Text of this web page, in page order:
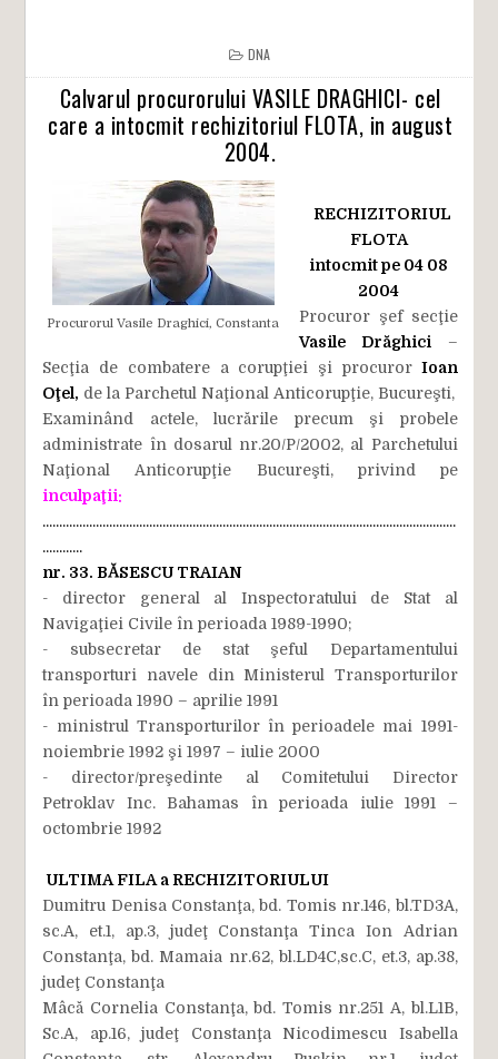
DNA
Calvarul procurorului VASILE DRAGHICI- cel
care a intocmit rechizitoriul FLOTA, in august
2004.
Procurorul Vasile Draghici, Constanta
RECHIZITORIUL
FLOTA
intocmit pe 04 08
2004
Procuror şef secţie
Vasile Drăghici –
Secţia de combatere a corupţiei şi procurorIoan
Oţel, de la Parchetul Naţional Anticorupţie, Bucureşti,
Examinând actele, lucrările precum şi probele
administrate în dosarul nr.20/P/2002, al Parchetului
Naţional Anticorupţie Bucureşti, privind pe
inculpaţii:
............................................................................................................................
............
nr. 33. BĂSESCU TRAIAN
- director general al Inspectoratului de Stat al
Navigaţiei Civile în perioada 1989-1990;
- subsecretar de stat şeful Departamentului
transporturi navele din Ministerul Transporturilor
în perioada 1990 – aprilie 1991
- ministrul Transporturilor în perioadele mai 1991-
noiembrie 1992 şi 1997 – iulie 2000
- director/preşedinte al Comitetului Director
Petroklav Inc. Bahamas în perioada iulie 1991 –
octombrie 1992
ULTIMA FILA a RECHIZITORIULUI
Dumitru Denisa Constanţa, bd. Tomis nr.146, bl.TD3A,
sc.A, et.1, ap.3, judeţ Constanţa Tinca Ion Adrian
Constanţa, bd. Mamaia nr.62, bl.LD4C,sc.C, et.3, ap.38,
judeţ Constanţa
Mâcă Cornelia Constanţa, bd. Tomis nr.251 A, bl.L1B,
Sc.A, ap.16, judeţ Constanţa Nicodimescu Isabella